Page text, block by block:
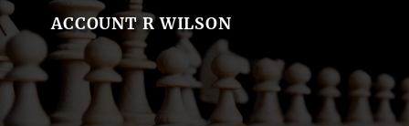
ACCOUNT R WILSON